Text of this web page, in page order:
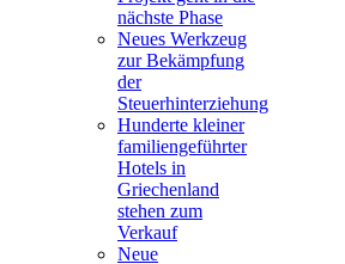
nächste Phase
Neues Werkzeug
zur Bekämpfung
der
Steuerhinterziehung
Hunderte kleiner
familiengeführter
Hotels in
Griechenland
stehen zum
Verkauf
Neue